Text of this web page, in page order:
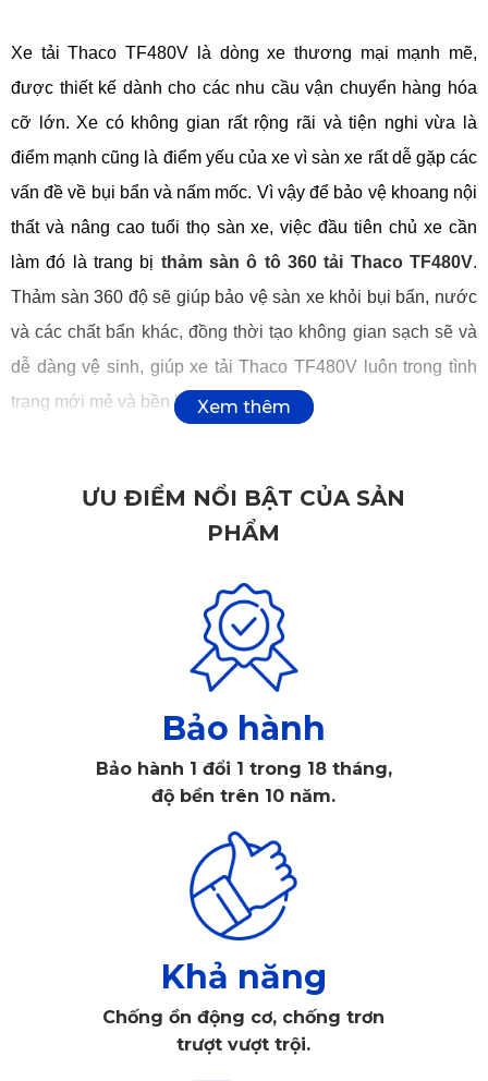
Xe tải Thaco TF480V là dòng xe thương mại mạnh mẽ,
được thiết kế dành cho các nhu cầu vận chuyển hàng hóa
cỡ lớn. Xe có không gian rất rộng rãi và tiện nghi vừa là
điểm mạnh cũng là điểm yếu của xe vì sàn xe rất dễ gặp các
vấn đề về bụi bẩn và nấm mốc. Vì vậy để bảo vệ khoang nội
thất và nâng cao tuổi thọ sàn xe, việc đầu tiên chủ xe cần
làm đó là trang bị thảm sàn ô tô 360 tải Thaco TF480V.
Thảm sàn 360 độ sẽ giúp bảo vệ sàn xe khỏi bụi bẩn, nước
và các chất bẩn khác, đồng thời tạo không gian sạch sẽ và
dễ dàng vệ sinh, giúp xe tải Thaco TF480V luôn trong tình
trạng mới mẻ và bền bỉ.
là phương tiện vận chuyển hàng
xuyên đối mặt với bụi bẩn, bùn đất và dầu mỡ. Không giống
như xe con, xe tải phải chịu nhiều tác động từ môi trường
bên ngoài. Chính vì vậy, việc bảo vệ sàn xe khỏi sự xâm
nhập của bụi bẩn, nước và chất lỏng từ hàng hóa là vô cùng
quan trọng. Đây chính là lý do thảm sàn ô tô 360 độ
kiện không thể thiếu đối với các xe tải như Thaco TF480V.
ƯU ĐIỂM NỔI BẬT CỦA SẢN
PHẨM
Bảo hành
Bảo hành 1 đổi 1 trong 18 tháng,
độ bền trên 10 năm.
Khả năng
Chống ồn động cơ, chống trơn
trượt vượt trội.